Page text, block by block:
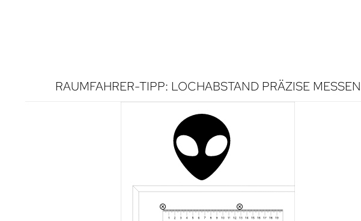
RAUMFAHRER-TIPP: LOCHABSTAND PRÄZISE MESSEN